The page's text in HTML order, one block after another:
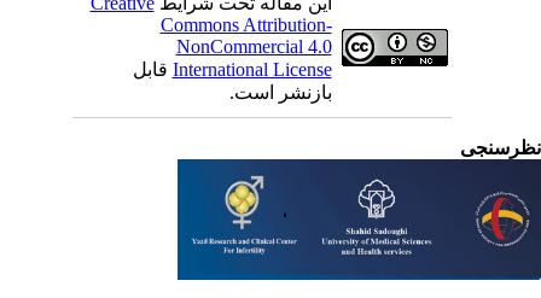
Commons Attribution-
NonCommercial 4.0
International Licenseقابل
بازنشر است.